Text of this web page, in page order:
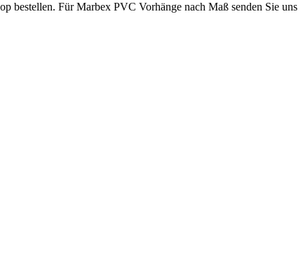
bestellen. Für Marbex PVC Vorhänge nach Maß senden Sie uns